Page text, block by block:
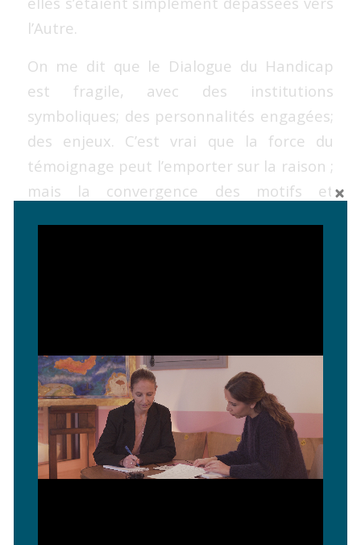
l’Autre.
On me dit que le Dialogue du Handicap
est fragile, avec des institutions
symboliques; des personnalités engagées;
des enjeux. C’est vrai que la force du
témoignage peut l’emporter sur la raison ;
mais la convergence des motifs et
médiatique…. Que l’urgence serait ailleurs.
Or c’est exactement l’inverse : si tous nos
projets économiques et techniques
n’intègrent pas cette dimension : il y a
peu de chances qu’elle en intègre
d’autres!